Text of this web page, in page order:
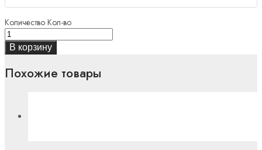
Количество Кол-во
В корзину
Похожие товары